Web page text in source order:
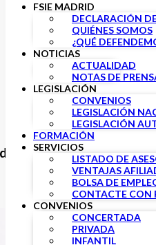
FSIE MADRID
DECLARACIÓN
QUIÉNES SOMOS
¿QUÉ
NOTICIAS
ACTUALIDAD
NOTAS DE
LEGISLACIÓN
CONVENIOS
LEGISLACIÓN
LEGISLACIÓN
FORMACIÓN
SERVICIOS
LISTADO DE
VENTAJAS
BOLSA DE
CONTACTE CON
CONVENIOS
CONCERTADA
PRIVADA
INFANTIL
11 FEBRERO, 2021
DE
del convenio de